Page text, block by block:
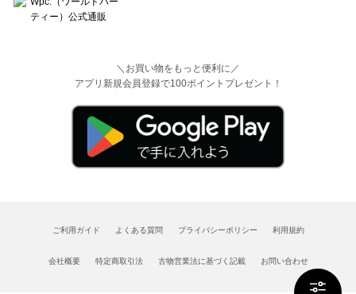
＼お買い物をもっと便利に／
アプリ新規会員登録で100ポイントプレゼント！
ご利用ガイド よくある質問 プライバシーポリシー 利用規約
会社概要 特定商取引法 古物営業法に基づく記載 お問い合わせ